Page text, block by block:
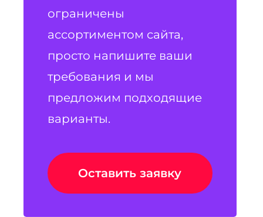
ограничены
ассортиментом сайта,
просто напишите ваши
требования и мы
предложим подходящие
варианты.
Оставить заявку